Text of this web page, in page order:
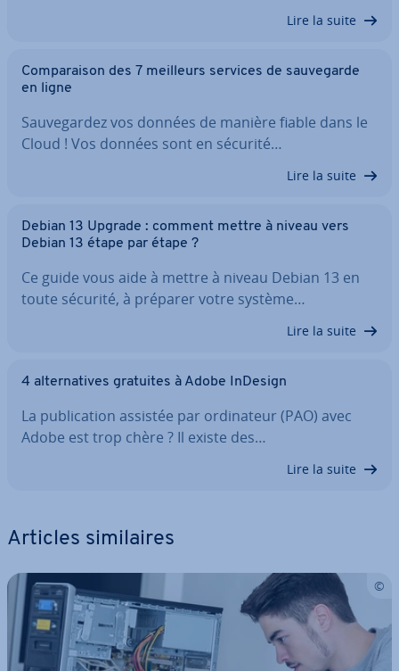
Lire la suite
Com­pa­rai­son des 7 meilleurs services de sau­ve­garde
en ligne
Sau­ve­gar­dez vos données de manière fiable dans le
Cloud ! Vos données sont en sécurité…
Lire la suite
Debian 13 Upgrade : comment mettre à niveau vers
Debian 13 étape par étape ?
Ce guide vous aide à mettre à niveau Debian 13 en
toute sécurité, à préparer votre système…
Lire la suite
4 al­ter­na­tives gratuites à Adobe InDesign
La pu­bli­ca­tion assistée par or­di­na­teur (PAO) avec
Adobe est trop chère ? Il existe des…
Lire la suite
Articles si­mi­laires